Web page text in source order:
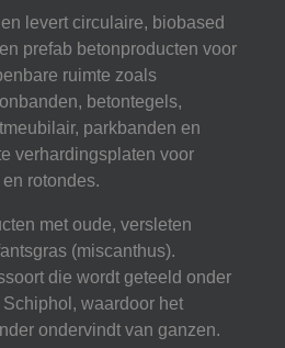
levert circulaire, biobased
prefab betonproducten voor
ruimte zoals
betontegels,
parkbanden en
verhardingsplaten voor
rotondes.
met oude, versleten
(miscanthus).
die wordt geteeld onder
waardoor het
ondervindt van ganzen.